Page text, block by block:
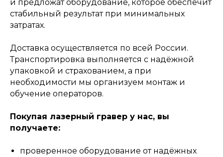
и предложат оборудование, которое обеспечит
стабильный результат при минимальных
затратах.
Доставка осуществляется по всей России.
Транспортировка выполняется с надёжной
упаковкой и страхованием, а при
необходимости мы организуем монтаж и
обучение операторов.
Покупая лазерный гравер у нас, вы
получаете:
проверенное оборудование от надёжных